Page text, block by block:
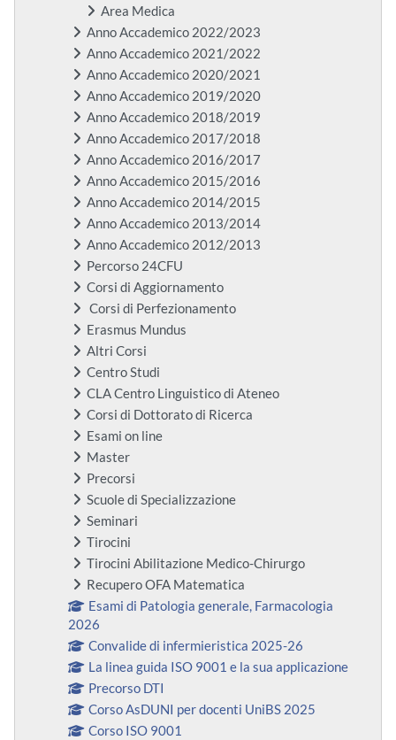
Area Medica
Anno Accademico 2022/2023
Anno Accademico 2021/2022
Anno Accademico 2020/2021
Anno Accademico 2019/2020
Anno Accademico 2018/2019
Anno Accademico 2017/2018
Anno Accademico 2016/2017
Anno Accademico 2015/2016
Anno Accademico 2014/2015
Anno Accademico 2013/2014
Anno Accademico 2012/2013
Percorso 24CFU
Corsi di Aggiornamento
Corsi di Perfezionamento
Erasmus Mundus
Altri Corsi
Centro Studi
CLA Centro Linguistico di Ateneo
Corsi di Dottorato di Ricerca
Esami on line
Master
Precorsi
Scuole di Specializzazione
Seminari
Tirocini
Tirocini Abilitazione Medico-Chirurgo
Recupero OFA Matematica
Esami di Patologia generale, Farmacologia
2026
Convalide di infermieristica 2025-26
La linea guida ISO 9001 e la sua applicazione
Precorso DTI
Corso AsDUNI per docenti UniBS 2025
Corso ISO 9001